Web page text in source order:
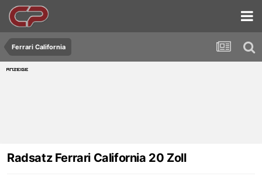
Ferrari California
Radsatz Ferrari California 20 Zoll